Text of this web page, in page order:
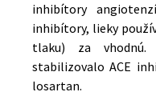
inhibítory
inhibítory, lieky
tlaku) za vhodnú.
stabilizovalo ACE
losartan.